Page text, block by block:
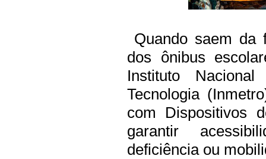
Quando saem da
dos ônibus
Instituto
Tecnologia
com Dispositivos
garantir
deficiência ou